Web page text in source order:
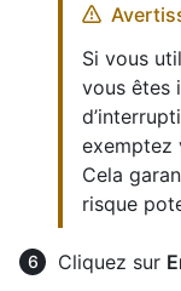
Si vous
vous êtes
exemptez
Cela
risque
Cliquez sur